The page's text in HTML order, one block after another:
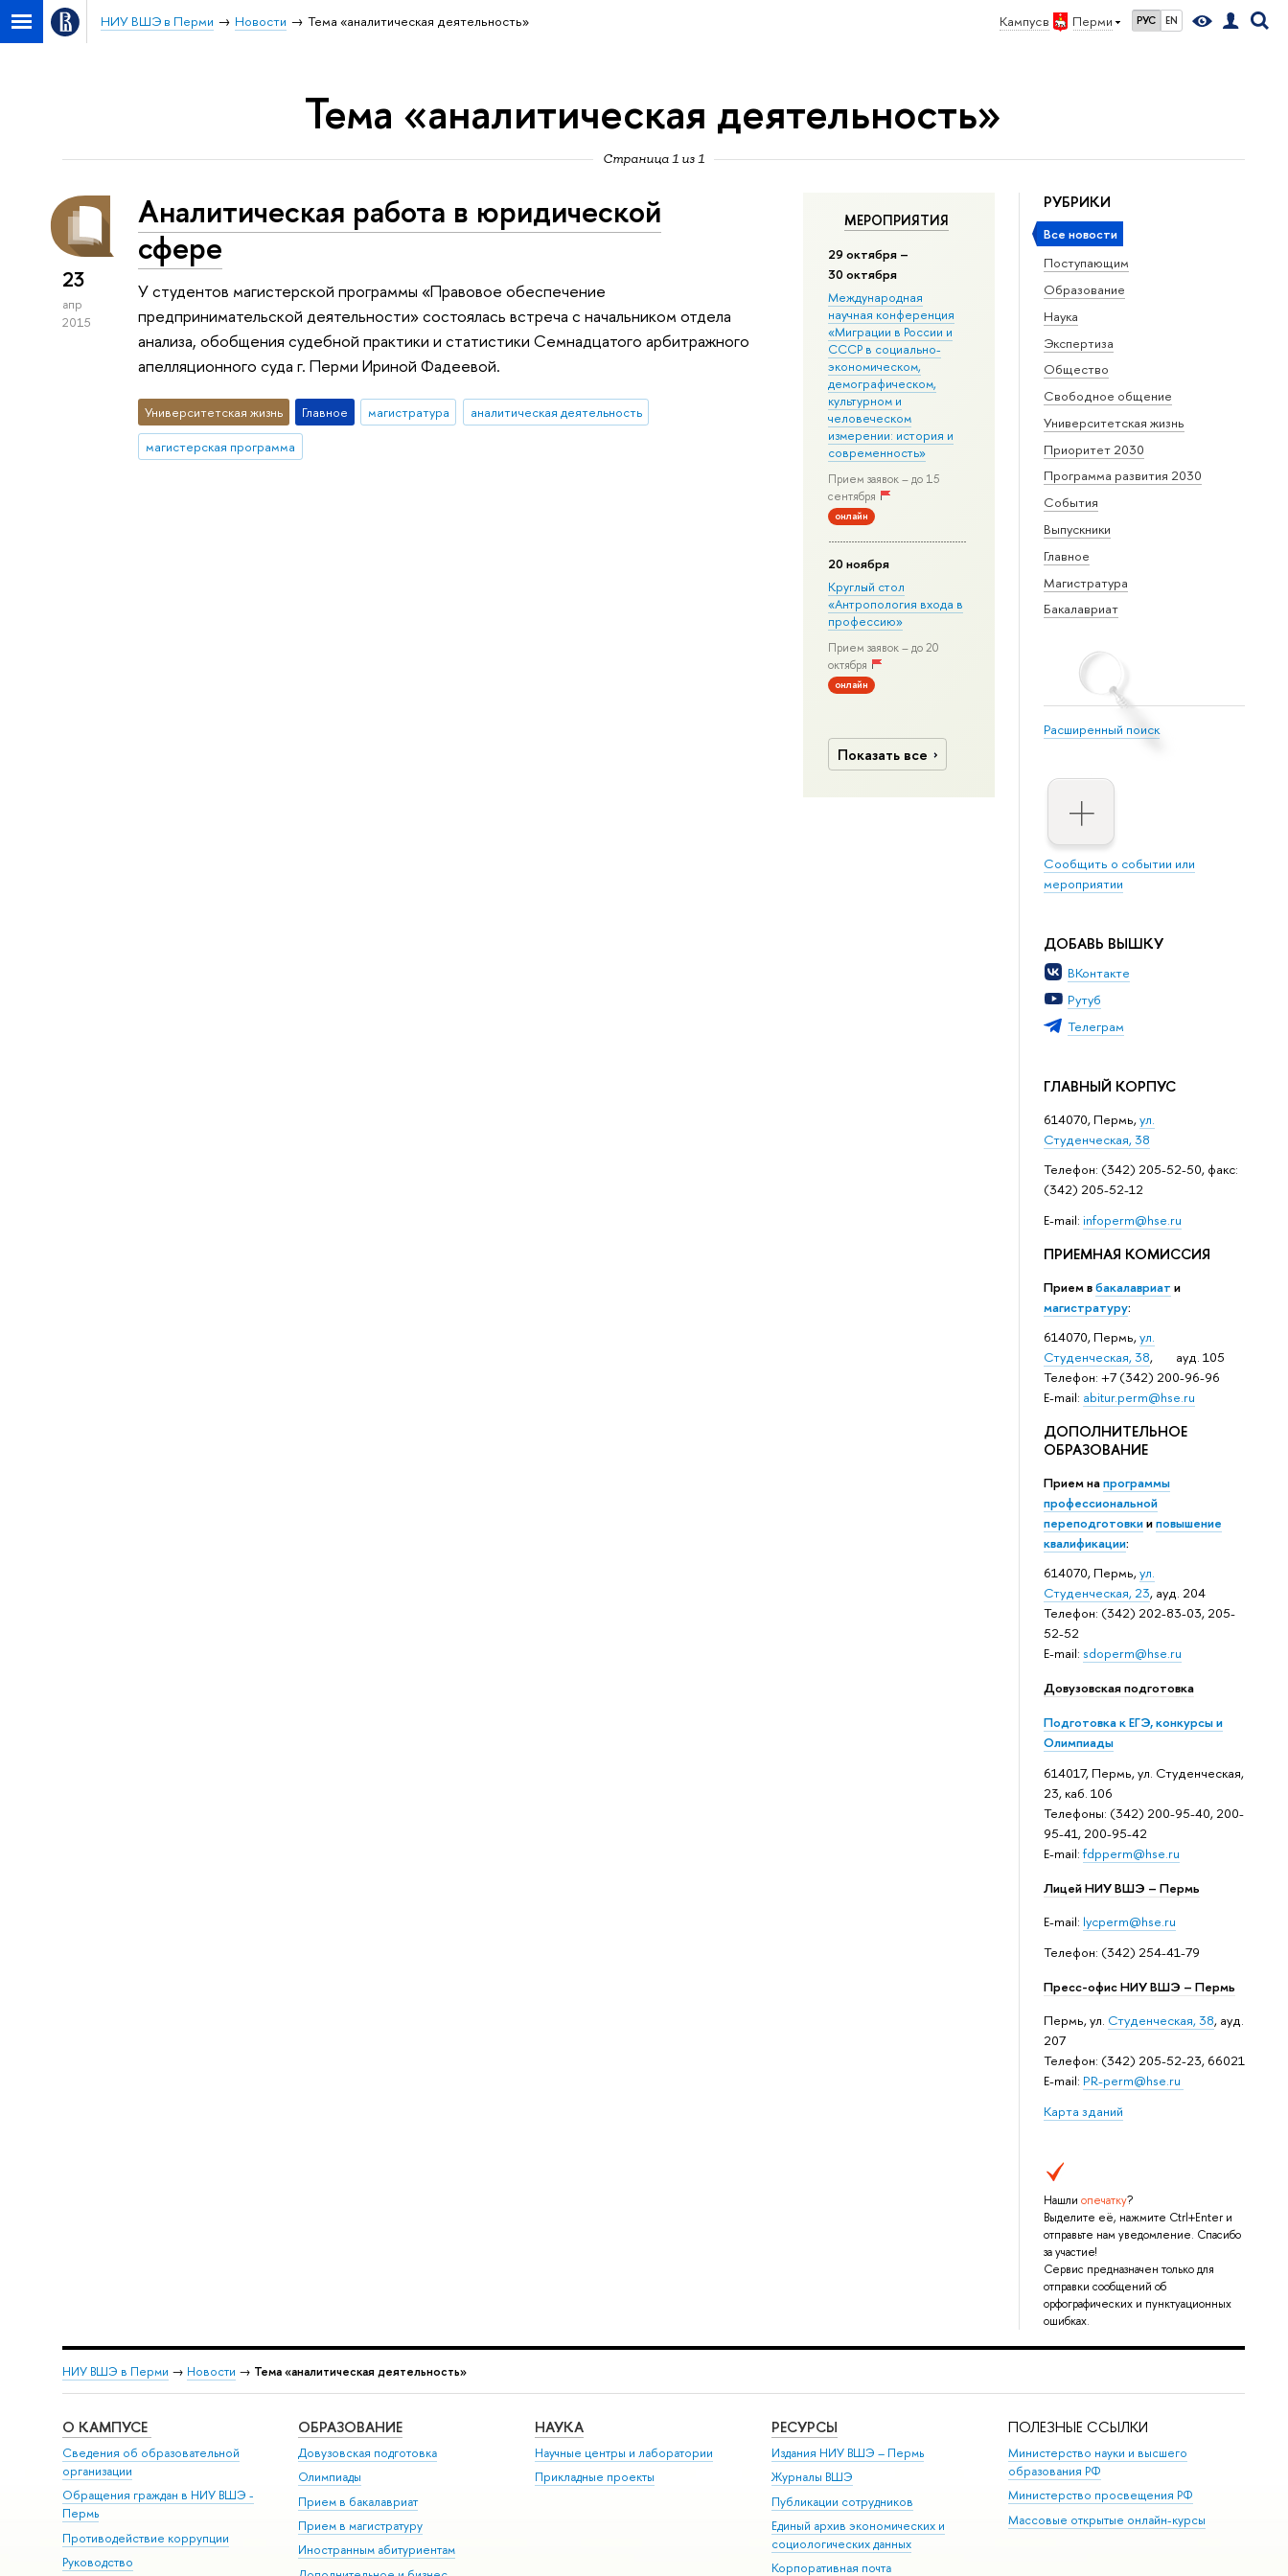
Кампус в Перми РУС EN
НИУ ВШЭ в Перми Новости Тема «аналитическая деятельность»
Тема «аналитическая деятельность»
Страница 1 из 1
РУБРИКИ
Все новости
Поступающим
Образование
Наука
Экспертиза
Общество
Свободное общение
Университетская жизнь
Приоритет 2030
Программа развития 2030
События
Выпускники
Главное
Магистратура
Бакалавриат
Расширенный поиск
Сообщить о событии или
мероприятии
ДОБАВЬ ВЫШКУ
ВКонтакте
Рутуб
Телеграм
ГЛАВНЫЙ КОРПУС
614070, Пермь,ул.
Студенческая, 38
Телефон: (342) 205-52-50, факс:
(342) 205-52-12
Е-mail: infoperm@hse.ru
ПРИЕМНАЯ КОМИССИЯ
Прием вбакалавриат и
магистратуру:
614070, Пермь,ул.
Студенческая, 38, ауд. 105
Телефон: +7 (342) 200-96-96
E-mail: abitur.perm@hse.ru
ДОПОЛНИТЕЛЬНОЕ
ОБРАЗОВАНИЕ
Прием напрограммы
профессиональной
переподготовкииповышение
квалификации:
614070, Пермь,ул.
Студенческая, 23, ауд. 204
Телефон: (342) 202-83-03, 205-
52-52
E-mail: sdoperm@hse.ru
Довузовская подготовка
Подготовка к ЕГЭ, конкурсы и
Олимпиады
614017, Пермь, ул. Студенческая,
23, каб. 106
Телефоны: (342) 200-95-40, 200-
95-41, 200-95-42
E-mail: fdpperm@hse.ru
Лицей НИУ ВШЭ – Пермь
E-mail: lycperm@hse.ru
Телефон: (342) 254-41-79
Пресс-офис НИУ ВШЭ – Пермь
Пермь, ул. Студенческая, 38, ауд.
207
Телефон: (342) 205-52-23, 66021
E-mail: PR-perm@hse.ru
Карта зданий
Нашли опечатку?
Выделите её, нажмите Ctrl+Enter и
отправьте нам уведомление. Спасибо
за участие!
Сервис предназначен только для
отправки сообщений об
орфографических и пунктуационных
ошибках.
МЕРОПРИЯТИЯ
29 октября –
30 октября
Международная
научная конференция
«Миграции в Росcии и
СССР в социально-
экономическом,
демографическом,
культурном и
человеческом
измерении: история и
современность»
Прием заявок – до 15
сентября
онлайн
20 ноября
Круглый стол
«Антропология входа в
профессию»
Прием заявок – до 20
октября
онлайн
Показать все
23
апр
2015
Аналитическая работа в юридической
сфере
У студентов магистерской программы «Правовое обеспечение
предпринимательской деятельности» состоялась встреча с начальником отдела
анализа, обобщения судебной практики и статистики Семнадцатого арбитражного
апелляционного суда г. Перми Ириной Фадеевой.
Университетская жизнь Главное магистратура
аналитическая деятельность
магистерская программа
НИУ ВШЭ в Перми → Новости → Тема «аналитическая деятельность»
О КАМПУСЕ
Сведения об образовательной
организации
Обращения граждан в НИУ ВШЭ -
Пермь
Противодействие коррупции
Руководство
ОБРАЗОВАНИЕ
Довузовская подготовка
Олимпиады
Прием в бакалавриат
Прием в магистратуру
Иностранным абитуриентам
НАУКА
Научные центры и лаборатории
Прикладные проекты
РЕСУРСЫ
Издания НИУ ВШЭ ­– Пермь
Журналы ВШЭ
Публикации сотрудников
Единый архив экономических и
социологических данных
Корпоративная почта
ПОЛЕЗНЫЕ ССЫЛКИ
Министерство науки и высшего
образования РФ
Министерство просвещения РФ
Массовые открытые онлайн-курсы